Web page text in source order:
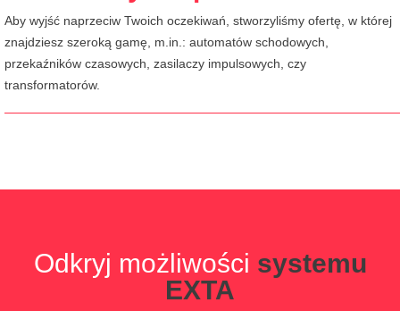
Aby wyjść naprzeciw Twoich oczekiwań, stworzyliśmy ofertę, w której
znajdziesz szeroką gamę, m.in.: automatów schodowych,
przekaźników czasowych, zasilaczy impulsowych, czy
transformatorów.
Odkryj możliwości systemu
EXTA